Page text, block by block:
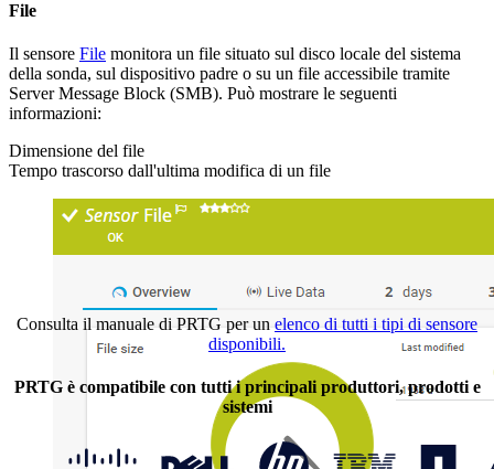
File
Il sensore File monitora un file situato sul disco locale del sistema
della sonda, sul dispositivo padre o su un file accessibile tramite
Server Message Block (SMB). Può mostrare le seguenti
informazioni:
Dimensione del file
Tempo trascorso dall'ultima modifica di un file
Consulta il manuale di PRTG per un elenco di tutti i tipi di sensore
disponibili.
PRTG è compatibile con tutti i principali produttori, prodotti e
sistemi